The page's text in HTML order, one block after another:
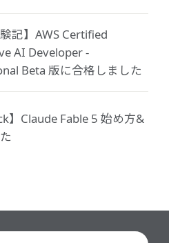
験記】AWS Certified
AI Developer -
Beta 版に合格しました
】Claude Fable 5 始め方&